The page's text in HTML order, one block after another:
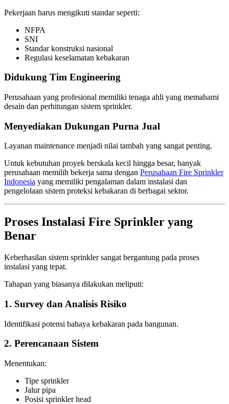
Pekerjaan harus mengikuti standar seperti:
NFPA
SNI
Standar konstruksi nasional
Regulasi keselamatan kebakaran
Didukung Tim Engineering
Perusahaan yang profesional memiliki tenaga ahli yang memahami
desain dan perhitungan sistem sprinkler.
Menyediakan Dukungan Purna Jual
Layanan maintenance menjadi nilai tambah yang sangat penting.
Untuk kebutuhan proyek berskala kecil hingga besar, banyak
perusahaan memilih bekerja sama dengan Perusahaan Fire Sprinkler
Indonesia yang memiliki pengalaman dalam instalasi dan
pengelolaan sistem proteksi kebakaran di berbagai sektor.
Proses Instalasi Fire Sprinkler yang
Benar
Keberhasilan sistem sprinkler sangat bergantung pada proses
instalasi yang tepat.
Tahapan yang biasanya dilakukan meliputi:
1. Survey dan Analisis Risiko
Identifikasi potensi bahaya kebakaran pada bangunan.
2. Perencanaan Sistem
Menentukan:
Tipe sprinkler
Jalur pipa
Posisi sprinkler head